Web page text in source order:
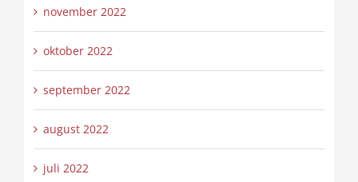
november 2022
oktober 2022
september 2022
august 2022
juli 2022